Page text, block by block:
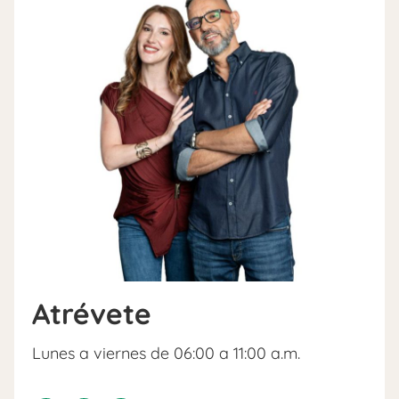
Atrévete
Lunes a viernes de 06:00 a 11:00 a.m.